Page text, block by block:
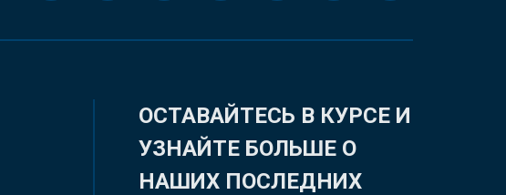
ОСТАВАЙТЕСЬ В КУРСЕ И
УЗНАЙТЕ БОЛЬШЕ О
НАШИХ ПОСЛЕДНИХ